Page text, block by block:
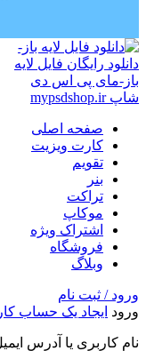
صفحه اصلی
کارت ویزیت
تقویم
بنر
تراکت
موکاپ
اشتراک ویژه
فروشگاه
وبلاگ
ورود / ثبت نام
ورود ایجاد یک حساب
نام کاربری یا آدرس